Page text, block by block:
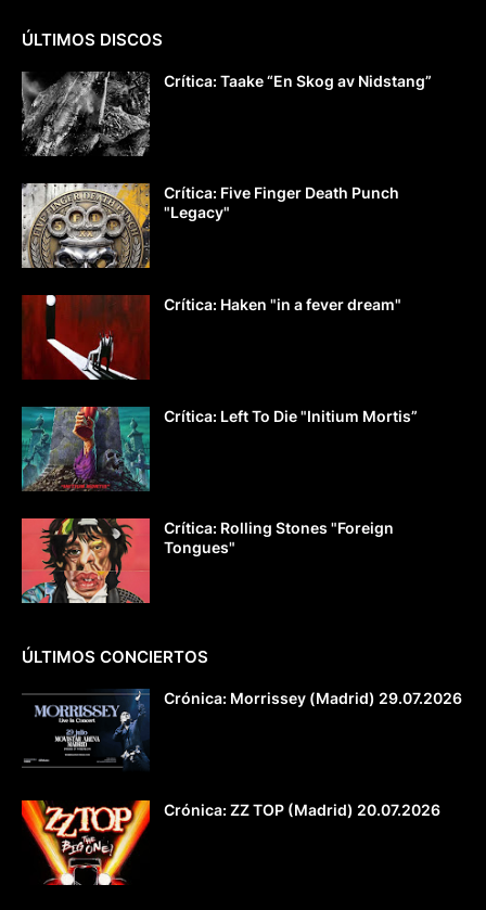
ÚLTIMOS DISCOS
Crítica: Taake “En Skog av Nidstang”
Crítica: Five Finger Death Punch
"Legacy"
Crítica: Haken "in a fever dream"
Crítica: Left To Die "Initium Mortis”
Crítica: Rolling Stones "Foreign
Tongues"
ÚLTIMOS CONCIERTOS
Crónica: Morrissey (Madrid) 29.07.2026
Crónica: ZZ TOP (Madrid) 20.07.2026